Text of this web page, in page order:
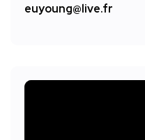
euyoung@live.fr